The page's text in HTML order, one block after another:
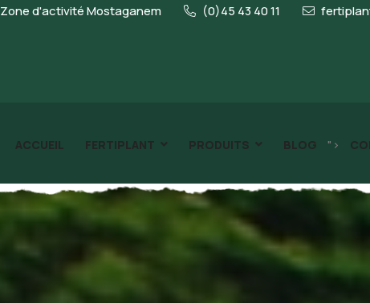
Zone d'activité Mostaganem (0)45 43 40 11
ACCUEIL FERTIPLANT PRODUITS BLOG ">